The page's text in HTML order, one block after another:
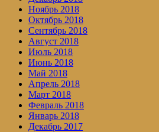
Ноябрь 2018
Октябрь 2018
Сентябрь 2018
Август 2018
Июль 2018
Июнь 2018
Май 2018
Апрель 2018
Март 2018
Февраль 2018
Январь 2018
Декабрь 2017